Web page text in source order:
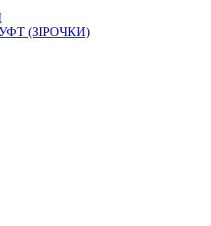
ДЛЯ ПАЛЬНОГО
(ЗІРОЧКИ)